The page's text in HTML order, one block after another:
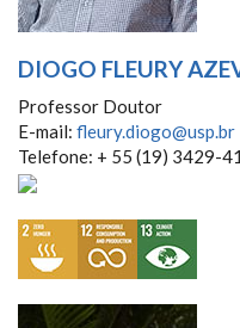
DIOGO FLEURY
Professor Doutor
E-mail: fleury.diogo@usp.br
Telefone: + 55 (19) 3429-